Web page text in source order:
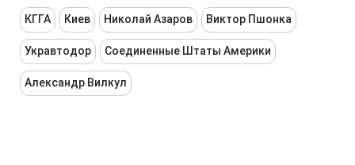
КГГА Киев Николай Азаров Виктор Пшонка
Укравтодор Соединенные Штаты Америки
Александр Вилкул